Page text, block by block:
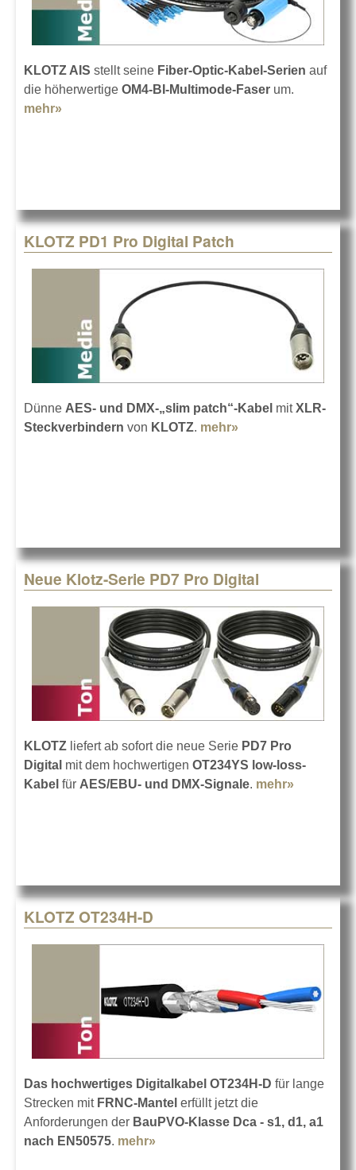
KLOTZ AIS stellt seine Fiber-Optic-Kabel-Serien auf
die höherwertige OM4-BI-Multimode-Faser um.
mehr»
KLOTZ PD1 Pro Digital Patch
Dünne AES- und DMX-„slim patch“-Kabel mitXLR-
Steckverbindern von KLOTZ. mehr»
Neue Klotz-Serie PD7 Pro Digital
KLOTZ liefert ab sofort die neue Serie PD7 Pro
Digital mit dem hochwertigen OT234YS low-loss-
Kabel für AES/EBU- und DMX-Signale. mehr»
KLOTZ OT234H-D
Das hochwertiges Digitalkabel OT234H-D für lange
Strecken mit FRNC-Mantel erfüllt jetzt die
Anforderungen der BauPVO-Klasse Dca - s1, d1, a1
nach EN50575. mehr»